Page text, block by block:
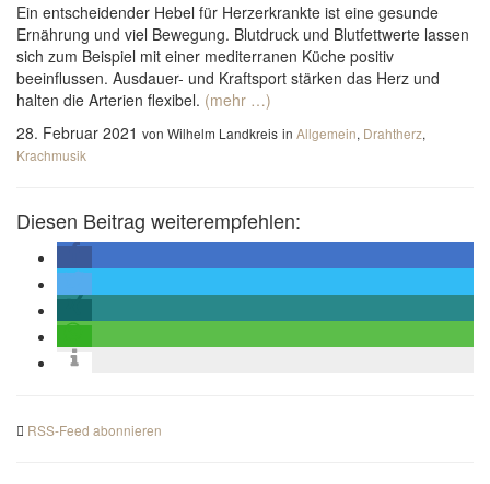
Ein entscheidender Hebel für Herzerkrankte ist eine gesunde
Ernährung und viel Bewegung. Blutdruck und Blutfettwerte lassen
sich zum Beispiel mit einer mediterranen Küche positiv
beeinflussen. Ausdauer- und Kraftsport stärken das Herz und
halten die Arterien flexibel. (mehr …)
28. Februar 2021 von Wilhelm Landkreis in Allgemein, Drahtherz,
Krachmusik
Diesen Beitrag weiterempfehlen:
RSS-Feed abonnieren